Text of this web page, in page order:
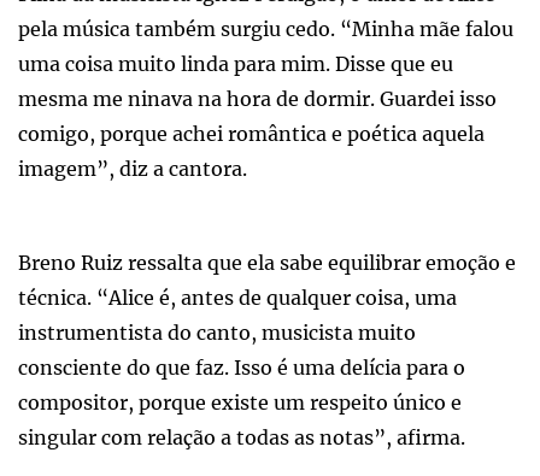
pela música também surgiu cedo. “Minha mãe falou
uma coisa muito linda para mim. Disse que eu
mesma me ninava na hora de dormir. Guardei isso
comigo, porque achei romântica e poética aquela
imagem”, diz a cantora.
Breno Ruiz ressalta que ela sabe equilibrar emoção e
técnica. “Alice é, antes de qualquer coisa, uma
instrumentista do canto, musicista muito
consciente do que faz. Isso é uma delícia para o
compositor, porque existe um respeito único e
singular com relação a todas as notas”, afirma.